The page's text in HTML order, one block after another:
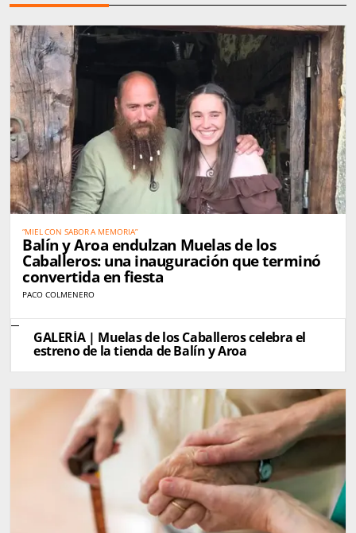
“MIEL CON SABOR A MEMORIA”
Balín y Aroa endulzan Muelas de los
Caballeros: una inauguración que terminó
convertida en fiesta
PACO COLMENERO
GALERÍA | Muelas de los Caballeros celebra el
estreno de la tienda de Balín y Aroa